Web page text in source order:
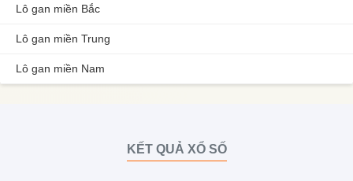
Lô gan miền Bắc
Lô gan miền Trung
Lô gan miền Nam
KẾT QUẢ XỔ SỐ